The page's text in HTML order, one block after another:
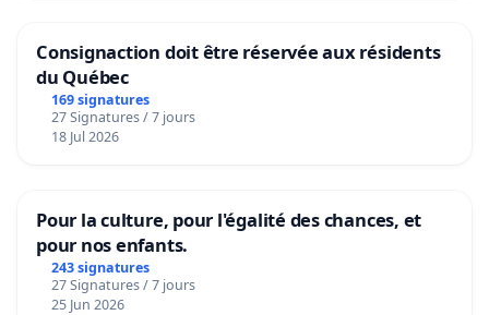
Consignaction doit être réservée aux résidents
du Québec
169 signatures
27 Signatures / 7 jours
18 Jul 2026
Pour la culture, pour l'égalité des chances, et
pour nos enfants.
243 signatures
27 Signatures / 7 jours
25 Jun 2026